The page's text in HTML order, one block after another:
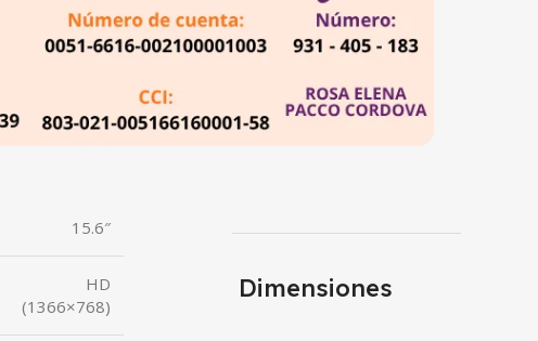
15.6″
HD
(1366×768)
Dimensiones